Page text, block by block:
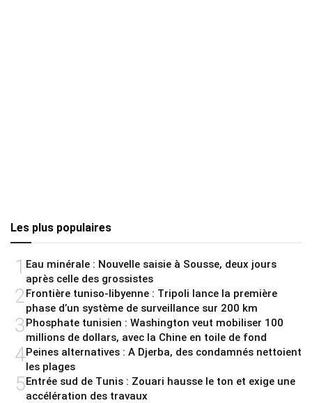
Les plus populaires
1 Eau minérale : Nouvelle saisie à Sousse, deux jours
après celle des grossistes
2 Frontière tuniso-libyenne : Tripoli lance la première
phase d’un système de surveillance sur 200 km
3Phosphate tunisien : Washington veut mobiliser 100
millions de dollars, avec la Chine en toile de fond
4Peines alternatives : A Djerba, des condamnés nettoient
les plages
5Entrée sud de Tunis : Zouari hausse le ton et exige une
accélération des travaux